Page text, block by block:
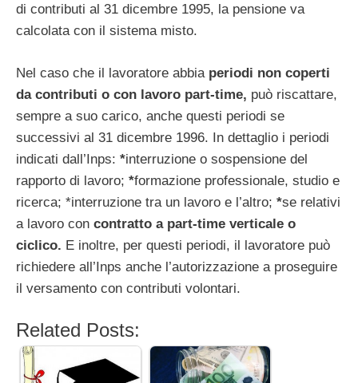
di contributi al 31 dicembre 1995, la pensione va
calcolata con il sistema misto.
Nel caso che il lavoratore abbia periodi non coperti
da contributi o con lavoro part-time, può riscattare,
sempre a suo carico, anche questi periodi se
successivi al 31 dicembre 1996. In dettaglio i periodi
indicati dall’Inps: *interruzione o sospensione del
rapporto di lavoro; *formazione professionale, studio e
ricerca; *interruzione tra un lavoro e l’altro; *se relativi
a lavoro con contratto a part-time verticale o
ciclico. E inoltre, per questi periodi, il lavoratore può
richiedere all’Inps anche l’autorizzazione a proseguire
il versamento con contributi volontari.
Related Posts: